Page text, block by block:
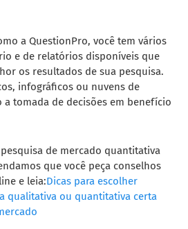
a QuestionPro, você tem vários
e de relatórios disponíveis que
os resultados de sua pesquisa.
infográficos ou nuvens de
a tomada de decisões em benefício
de mercado quantitativa
que você peça conselhos
e leia:Dicas para escolher
qualitativa ou quantitativa certa